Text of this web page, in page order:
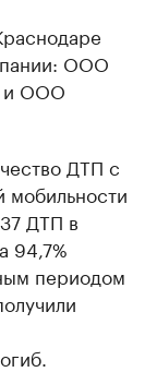
ООО
и ООО
ДТП с
мобильности
ДТП в
94,7%
периодом